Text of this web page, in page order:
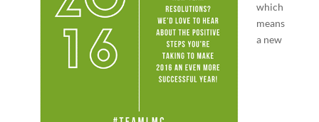
which
means
a new